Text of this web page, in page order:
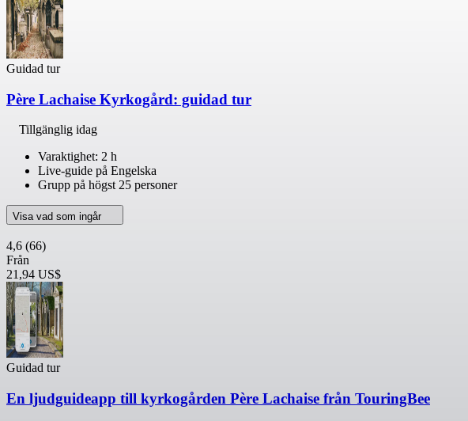
Guidad tur
Père Lachaise Kyrkogård: guidad tur
Tillgänglig idag
Varaktighet: 2 h
Live-guide på Engelska
Grupp på högst 25 personer
Visa vad som ingår
4,6 (66)
Från
21,94 US$
Guidad tur
En ljudguideapp till kyrkogården Père Lachaise från TouringBee